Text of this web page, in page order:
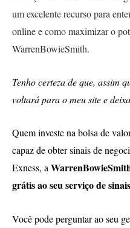
um excelente recurso para
online e como maximizar o
WarrenBowieSmith.
Tenho certeza de que, assim
voltará para o meu site e
Quem investe na bolsa de
capaz de obter sinais de
Exness, a
grátis ao seu serviço de
Você pode perguntar ao seu